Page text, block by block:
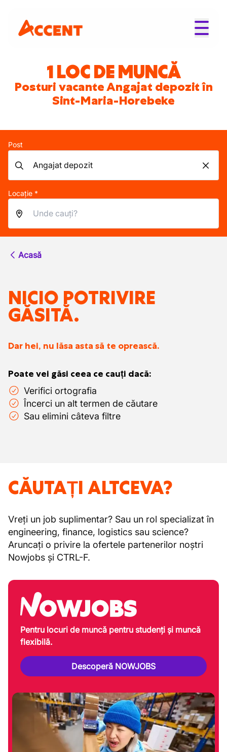
1 LOC DE MUNCĂ
Posturi vacante Angajat depozit în
Sint-Maria-Horebeke
Post
Locație *
Acasă
NICIO POTRIVIRE
GĂSITĂ.
Dar hei, nu lăsa asta să te oprească.
Poate vei găsi ceea ce cauți dacă:
Verifici ortografia
Încerci un alt termen de căutare
Sau elimini câteva filtre
CĂUTAȚI ALTCEVA?
Vreți un job suplimentar? Sau un rol specializat în
engineering, finance, logistics sau science?
Aruncați o privire la ofertele partenerilor noștri
Nowjobs și CTRL-F.
Pentru locuri de muncă pentru studenți și muncă
flexibilă.
Descoperă NOWJOBS